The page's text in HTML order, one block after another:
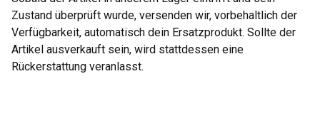
Zustand überprüft wurde, versenden wir, vorbehaltlich der
Verfügbarkeit, automatisch dein Ersatzprodukt. Sollte der
Artikel ausverkauft sein, wird stattdessen eine
Rückerstattung veranlasst.